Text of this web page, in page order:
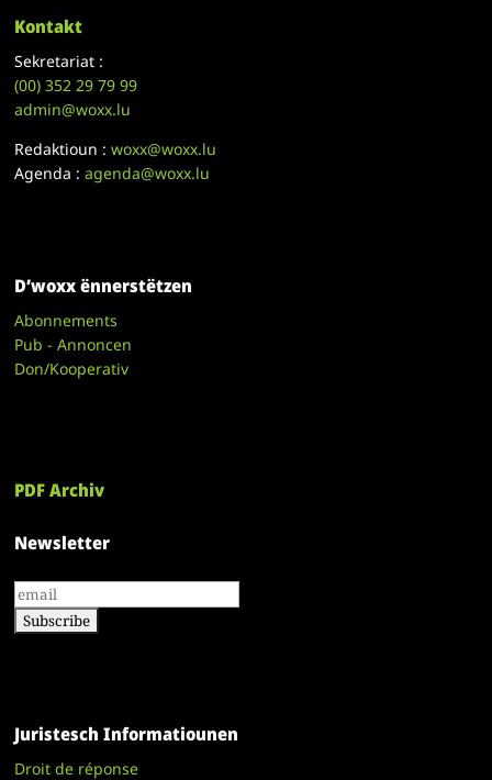
Kontakt
Sekretariat :
(00)352 29 79 99
admin@woxx.lu
Redaktioun :woxx@woxx.lu
Agenda :agenda@woxx.lu
D’woxx ënnerstëtzen
Abonnements
Pub - Annoncen
Don/Kooperativ
PDF Archiv
Newsletter
Juristesch Informatiounen
Droit de réponse